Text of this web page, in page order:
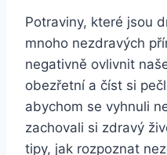
Potraviny, které jsou
mnoho nezdravých
negativně ovlivnit
obezřetní a číst si
abychom se vyhnuli
zachovali si zdravý
tipy, jak rozpoznat